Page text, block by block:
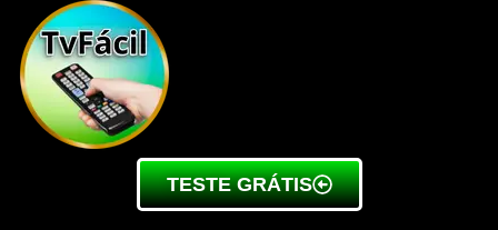
TESTE GRÁTIS